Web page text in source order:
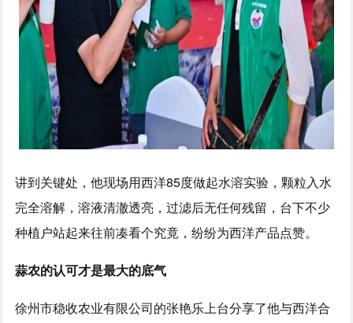
讲到关键处，他现场用西洋85度做起水溶实验，颗粒入水
完全溶解，溶液清澈透亮，过滤后无任何残留，台下不少
种植户站起来往前凑看个究竟，纷纷为西洋产品点赞。
蒜农的认可才是最大的底气
徐州市稳收农业有限公司的张艳乐上台分享了他与西洋合